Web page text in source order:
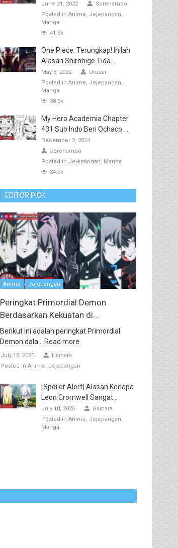
June 21, 2022
Sorenamoo
Posted in Anime
Jejepangan
Manga
41.3k
One Piece: Terungkap! Inilah
Alasan Shirohige Tida...
May 8, 2022
Urusai
Posted in Anime
Jejepangan
Manga
38.5k
My Hero Academia Chapter
431 Sub Indo Beri Ochaco ...
December 2, 2024
Sorenamoo
Posted in Jejepangan
Manga
34.9k
EDITOR PICK
Anime Jejepangan
Peringkat Primordial Demon
Berdasarkan Kekuatan di...
Berikut ini adalah peringkat Primordial
Demon dala...
Read more
July 18, 2026
Haibara
Posted in Anime Jejepangan
[Spoiler Alert] Alasan Kenapa
Leon Cromwell Sangat...
July 18, 2026
Haibara
Posted in Anime
Jejepangan
Manga